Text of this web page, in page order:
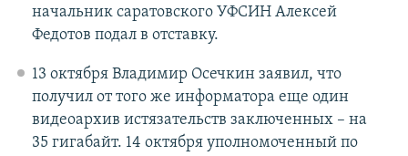
начальник саратовского УФСИН Алексей
Федотов подал в отставку.
13 октября Владимир Осечкин заявил, что
получил от того же информатора еще один
видеоархив истязательств заключенных – на
35 гигабайт. 14 октября уполномоченный по